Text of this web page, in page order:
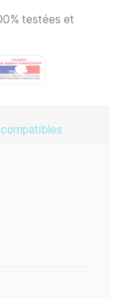
testées et